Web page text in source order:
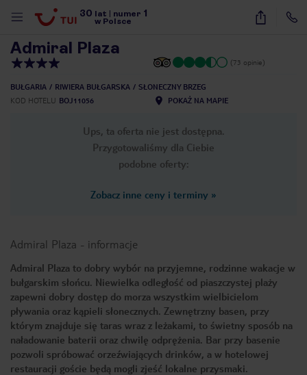
30 lat numer 1
w Polsce
29
Admiral Plaza
(73 opinie)
BUŁGARIA RIWIERA BUŁGARSKA
SŁONECZNY BRZEG
KOD HOTELU BOJ11056 POKAŻ NA MAPIE
Ups, ta oferta nie jest dostępna.
Przygotowaliśmy dla Ciebie
podobne oferty:
Zobacz inne ceny i terminy »
Admiral Plaza - informacje
Admiral Plaza to dobry wybór na przyjemne, rodzinne wakacje w
bułgarskim słońcu. Niewielka odległość od piaszczystej plaży
zapewni dobry dostęp do morza wszystkim wielbicielom
pływania oraz kąpieli słonecznych. Zewnętrzny basen, przy
którym znajduje się taras wraz z leżakami, to świetny sposób na
naładowanie baterii oraz chwilę odprężenia. Bar przy basenie
pozwoli spróbować orzeźwiających drinków, a w hotelowej
restauracji goście będą mogli zjeść lokalne przysmaki.